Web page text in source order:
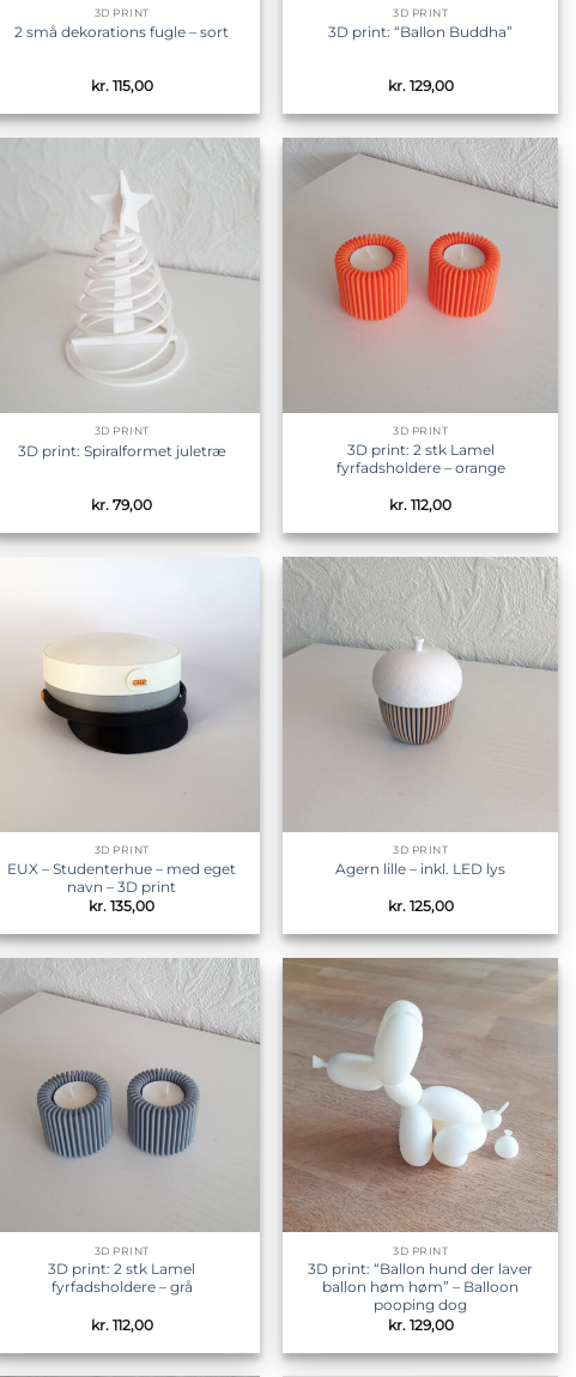
3D PRINT
2 små dekorations fugle – sort
kr.115,00
3D PRINT
3D print: “Ballon Buddha”
kr.129,00
3D PRINT
3D print: Spiralformet juletræ
kr. 79,00
Tilføj til
3D PRINT
3D print: 2 stk Lamel
fyrfadsholdere – orange
kr. 112,00
3D PRINT
EUX – Studenterhue – med eget
navn – 3D print
kr. 135,00
Tilføj til
ønskeliste
3D PRINT
Agern lille – inkl. LED lys
kr.125,00
Tilføj til
ønskeliste
3D PRINT
3D print: 2 stk Lamel
fyrfadsholdere – grå
kr.112,00
ønskeliste
3D PRINT
3D print: “Ballon hund der laver
ballon høm høm” – Balloon
pooping dog
kr.129,00